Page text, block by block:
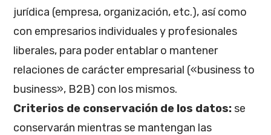
jurídica (empresa, organización, etc.), así como
con empresarios individuales y profesionales
liberales, para poder entablar o mantener
relaciones de carácter empresarial («business to
business», B2B) con los mismos.
Criterios de conservación de los datos:se
conservarán mientras se mantengan las